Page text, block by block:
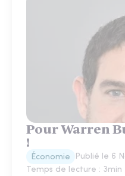
Pour Warren
!
Économie Publié le 6
Temps de lecture : 3min